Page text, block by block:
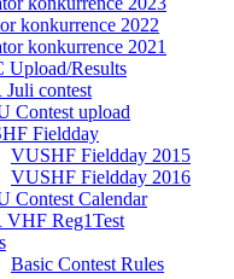
konkurrence 2022
konkurrence 2021
Upload/Results
Juli contest
Contest upload
Fieldday
VUSHF Fieldday 2015
VUSHF Fieldday 2016
Contest Calendar
VHF Reg1Test
Basic Contest Rules